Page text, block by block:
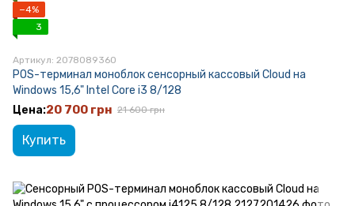
−4%
3
Артикул: 2078089360
POS-терминал моноблок сенсорный кассовый Cloud на
Windows 15,6" Intel Core i3 8/128
20 700 грн 21 600 грн
Купить